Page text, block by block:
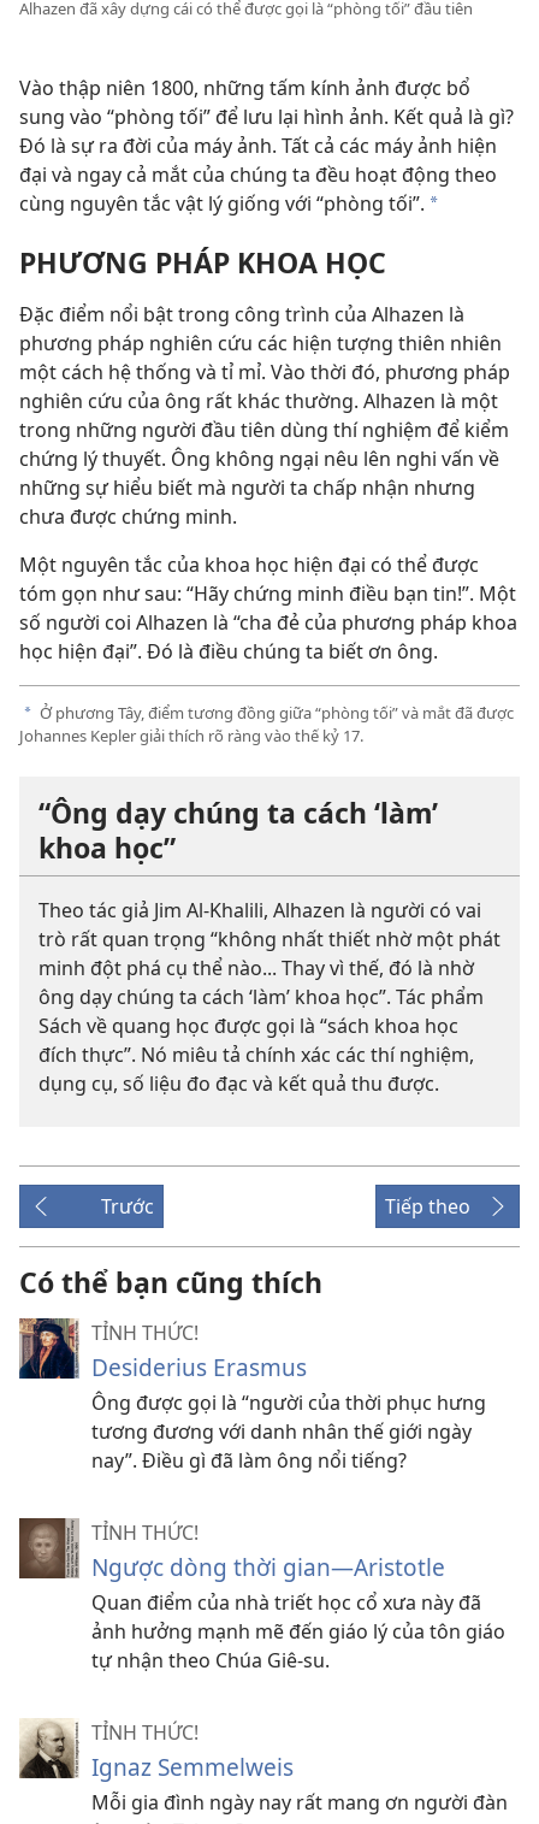
Alhazen đã xây dựng cái có thể được gọi là “phòng tối” đầu tiên
Vào thập niên 1800, những tấm kính ảnh được bổ
sung vào “phòng tối” để lưu lại hình ảnh. Kết quả là gì?
Đó là sự ra đời của máy ảnh. Tất cả các máy ảnh hiện
đại và ngay cả mắt của chúng ta đều hoạt động theo
cùng nguyên tắc vật lý giống với “phòng tối”. a
PHƯƠNG PHÁP KHOA HỌC
Đặc điểm nổi bật trong công trình của Alhazen là
phương pháp nghiên cứu các hiện tượng thiên nhiên
một cách hệ thống và tỉ mỉ. Vào thời đó, phương pháp
nghiên cứu của ông rất khác thường. Alhazen là một
trong những người đầu tiên dùng thí nghiệm để kiểm
chứng lý thuyết. Ông không ngại nêu lên nghi vấn về
những sự hiểu biết mà người ta chấp nhận nhưng
chưa được chứng minh.
Một nguyên tắc của khoa học hiện đại có thể được
tóm gọn như sau: “Hãy chứng minh điều bạn tin!”. Một
số người coi Alhazen là “cha đẻ của phương pháp khoa
học hiện đại”. Đó là điều chúng ta biết ơn ông.
a Ở phương Tây, điểm tương đồng giữa “phòng tối” và mắt đã được
Johannes Kepler giải thích rõ ràng vào thế kỷ 17.
“Ông dạy chúng ta cách ‘làm’
khoa học”
Theo tác giả Jim Al-Khalili, Alhazen là người có vai
trò rất quan trọng “không nhất thiết nhờ một phát
minh đột phá cụ thể nào... Thay vì thế, đó là nhờ
ông dạy chúng ta cách ‘làm’ khoa học”. Tác phẩm
Sách về quang học được gọi là “sách khoa học
đích thực”. Nó miêu tả chính xác các thí nghiệm,
dụng cụ, số liệu đo đạc và kết quả thu được.
Trước Tiếp theo
Có thể bạn cũng thích
TỈNH THỨC!
Desiderius Erasmus
Ông được gọi là “người của thời phục hưng
tương đương với danh nhân thế giới ngày
nay”. Điều gì đã làm ông nổi tiếng?
TỈNH THỨC!
Ngược dòng thời gian—Aristotle
Quan điểm của nhà triết học cổ xưa này đã
ảnh hưởng mạnh mẽ đến giáo lý của tôn giáo
tự nhận theo Chúa Giê-su.
TỈNH THỨC!
Ignaz Semmelweis
Mỗi gia đình ngày nay rất mang ơn người đàn